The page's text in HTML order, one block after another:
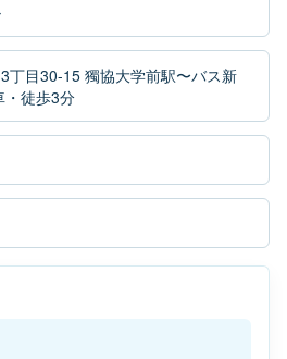
丁目30-15 獨協大学前駅〜バス新
・徒歩3分